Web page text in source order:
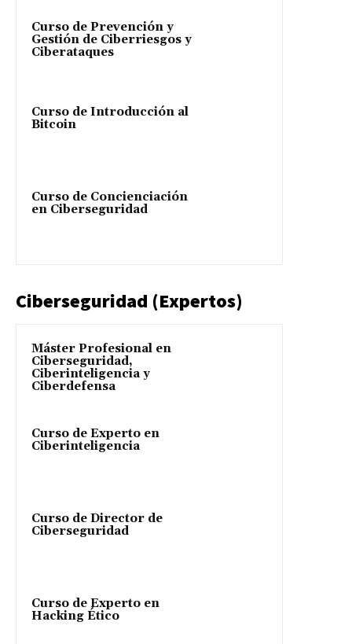
Curso de Prevención y
Gestión de Ciberriesgos y
Ciberataques
Curso de Introducción al
Bitcoin
Curso de Concienciación
en Ciberseguridad
Ciberseguridad (Expertos)
Máster Profesional en
Ciberseguridad,
Ciberinteligencia y
Ciberdefensa
Curso de Experto en
Ciberinteligencia
Curso de Director de
Ciberseguridad
Curso de Experto en
Hacking Ético